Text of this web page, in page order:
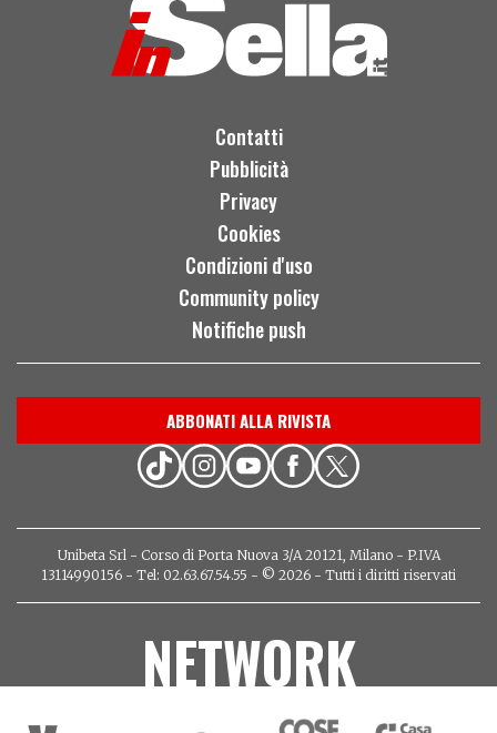
Contatti
Pubblicità
Privacy
Cookies
Condizioni d'uso
Community policy
Notifiche push
ABBONATI ALLA RIVISTA
Unibeta Srl - Corso di Porta Nuova 3/A 20121, Milano - P.IVA
13114990156 - Tel: 02.63.67.54.55 - © 2026 - Tutti i diritti riservati
NETWORK